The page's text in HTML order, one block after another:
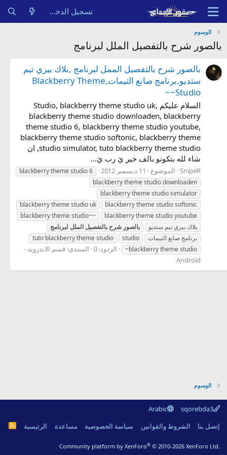
تسجيل الدخول
الوسوم
بالصور شرح بالتفصيل الملل لبرنامج
بالصور شرح بالتفصيل الممل لبرنامج ,بلاك بيري تيم
ستديو,برنامج صانع التيمات,Blackberry Theme
Studio~~
السلام عليكم Studio, blackberry theme studio uk,
blackberry theme studio downloaden, blackberry
theme studio 6, blackberry theme studio youtube,
blackberry theme studio softonic, blackberry theme
studio simulator, tuto blackberry theme studio, ان
شاء لله بتكونو بالف خير يَ رب يَ...
SnipeR الموضوع 11 ديسمبر 2012
blackberry theme studio 6
blackberry theme studio downloaden
blackberry theme studio simulator
blackberry theme studio softonic
blackberry theme studio uk
blackberry theme studio youtube
blackberry theme studio~~
بلاك بيري تيم ستديو
بالصور شرح بالتفصيل الملل لبرنامج
برنامج صانع التيمات
studio
tuto blackberry theme studio
~blackberry theme studio
الردود: 0 المنتدى: قسم الاندرويد -
Android
الوسوم
sqorebda3
Arabic
إتصل بنا
الشروط والقوانين سياسة الخصوصية مساعدة الرئيسية
R
Community platform by XenForo® © 2010-2026 XenForo Ltd.